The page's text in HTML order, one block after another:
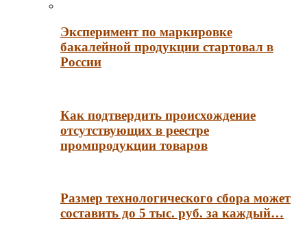
Эксперимент по маркировке
бакалейной продукции стартовал в
России
Как подтвердить происхождение
отсутствующих в реестре
промпродукции товаров
Размер технологического сбора может
составить до 5 тыс. руб. за каждый…